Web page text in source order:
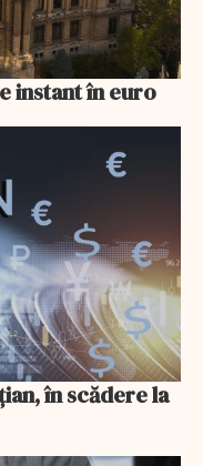
instant în euro
în scădere la